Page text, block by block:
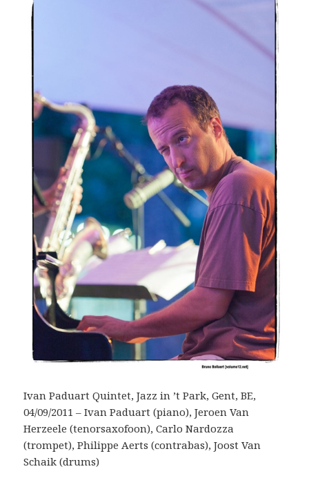
Ivan Paduart Quintet, Jazz in ’t Park, Gent, BE,
04/09/2011 – Ivan Paduart (piano), Jeroen Van
Herzeele (tenorsaxofoon), Carlo Nardozza
(trompet), Philippe Aerts (contrabas), Joost Van
Schaik (drums)